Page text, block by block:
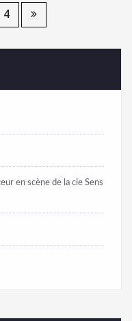
4
en scène de la cie Sens